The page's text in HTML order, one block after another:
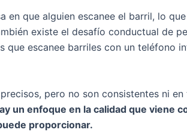
en que alguien escanee el barril, lo
existe el desafío conductual de
que escanee barriles con un teléfono
pero no son consistentes ni
un enfoque en la calidad que viene
proporcionar.